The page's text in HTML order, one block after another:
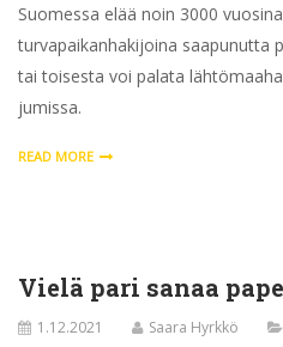
Suomessa elää noin 3000
turvapaikanhakijoina saapunutta
tai toisesta voi palata
jumissa.
READ MORE
Vielä pari sanaa
1.12.2021 Saara Hyrkkö